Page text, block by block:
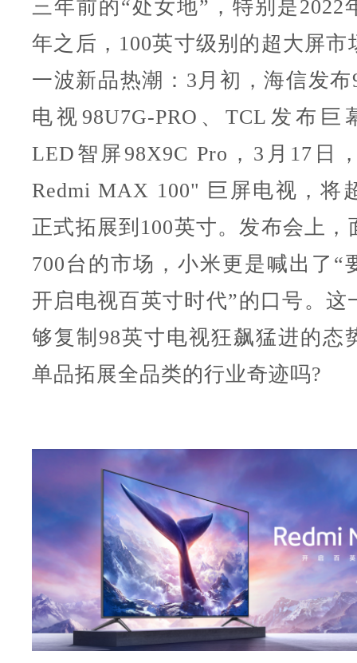
三年前的“处女地”，特别是2022
年之后，100英寸级别的超大屏市
一波新品热潮：3月初，海信发
电视98U7G-PRO、TCL发布巨
LED智屏98X9C Pro，3月17日
Redmi MAX 100" 巨屏电视，将
正式拓展到100英寸。发布会上，
700台的市场，小米更是喊出了“
开启电视百英寸时代”的口号。这
够复制98英寸电视狂飙猛进的态
单品拓展全品类的行业奇迹吗?